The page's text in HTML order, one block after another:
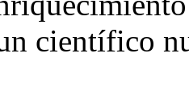
científico